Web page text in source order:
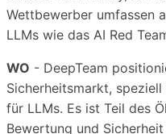
Wettbewerber umfassen
LLMs wie das AI Red
WO - DeepTeam
Sicherheitsmarkt,
für LLMs. Es ist Teil des
Bewertung und